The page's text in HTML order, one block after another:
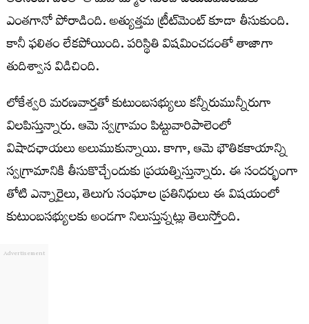
ఎంతగానో పోరాడింది. అత్యుత్తమ ట్రీట్‌మెంట్ కూడా తీసుకుంది.
కానీ ఫలితం లేకపోయింది. పరిస్థితి విషమించడంతో తాజాగా
తుదిశ్వాస విడిచింది.
లోకేశ్వరి మరణవార్తతో కుటుంబసభ్యులు కన్నీరుమున్నీరుగా
విలపిస్తున్నారు. ఆమె స్వగ్రామం పిట్టువారిపాలెంలో
విషాదఛాయలు అలుముకున్నాయి. కాగా, ఆమె భౌతికకాయాన్ని
స్వగ్రామానికి తీసుకొచ్చేందుకు ప్రయత్నిస్తున్నారు. ఈ సందర్భంగా
తోటి ఎన్నారైలు, తెలుగు సంఘాల ప్రతినిధులు ఈ విషయంలో
కుటుంబసభ్యులకు అండగా నిలుస్తున్నట్లు తెలుస్తోంది.